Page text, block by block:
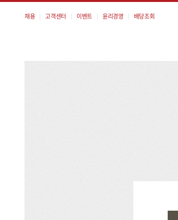
뉴
채용 고객센터 이벤트 윤리경영 배당조회